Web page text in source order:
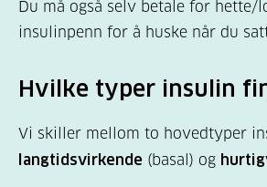
Du må også selv betale for hette/
insulinpenn for å huske når du
Hvilke typer insulin
Vi skiller mellom to hovedtyper
langtidsvirkende (basal) og